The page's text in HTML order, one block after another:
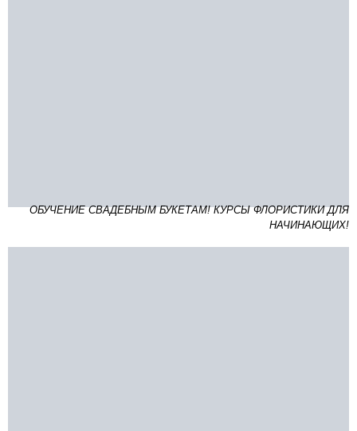
ОБУЧЕНИЕ СВАДЕБНЫМ БУКЕТАМ! КУРСЫ ФЛОРИСТИКИ ДЛЯ
НАЧИНАЮЩИХ!